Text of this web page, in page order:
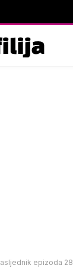
epizoda 28